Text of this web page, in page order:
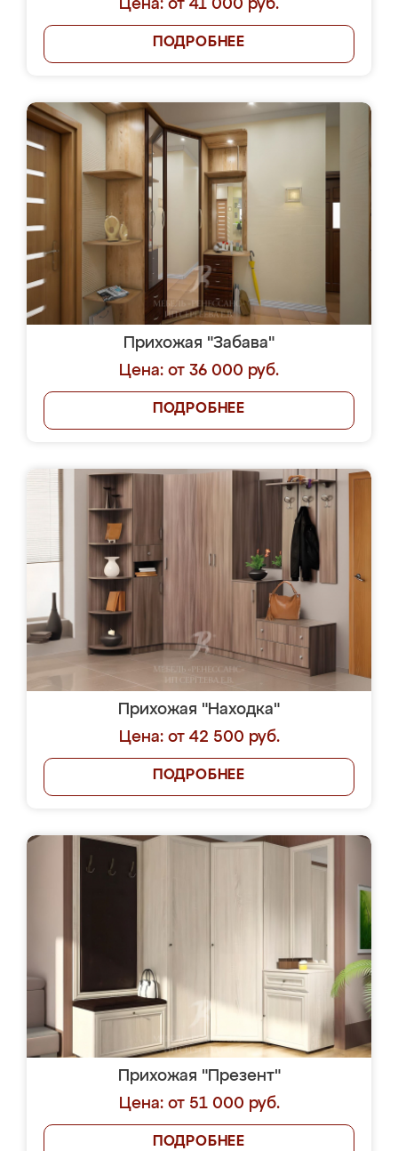
Цена: от 41 000 руб.
ПОДРОБНЕЕ
Прихожая "Забава"
Цена: от 36 000 руб.
ПОДРОБНЕЕ
Прихожая "Находка"
Цена: от 42 500 руб.
ПОДРОБНЕЕ
Прихожая "Презент"
Цена: от 51 000 руб.
ПОДРОБНЕЕ